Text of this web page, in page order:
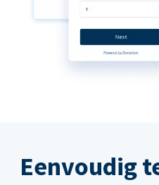
Eenvoudig